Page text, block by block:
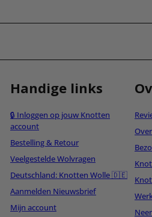
Handige links
🔒 Inloggen op jouw Knotten
account
Bestelling & Retour
Veelgestelde Wolvragen
Deutschland: Knotten Wolle 🇩🇪
Aanmelden Nieuwsbrief
Mijn account